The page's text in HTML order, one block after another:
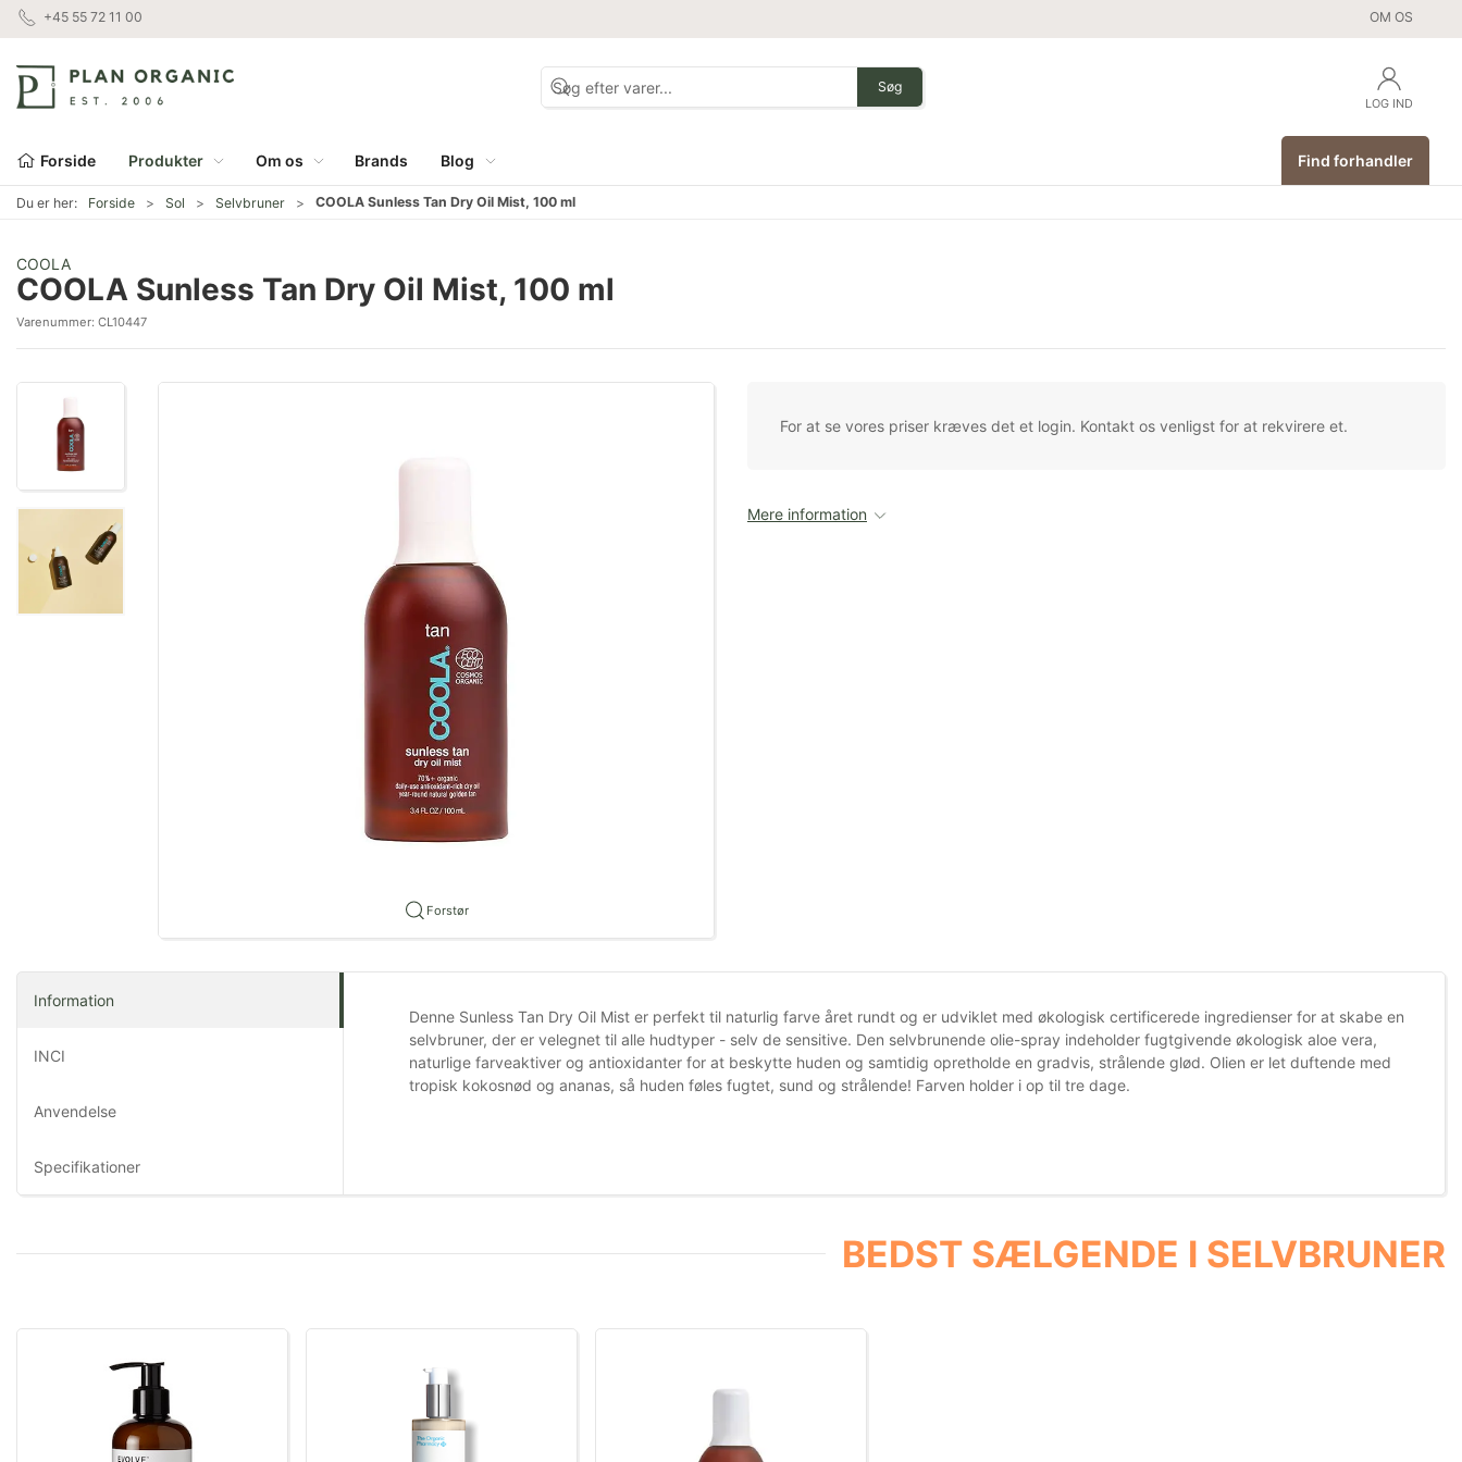
+45 55 72 11 00 OM OS
Søg
LOG IND
Forside Produkter Om os Brands Blog Find forhandler
Du er her: Forside Sol Selvbruner COOLA Sunless Tan Dry Oil Mist, 100 ml
COOLA
COOLA Sunless Tan Dry Oil Mist, 100 ml
Varenummer: CL10447
Forstør
For at se vores priser kræves det et login. Kontakt os venligst for at rekvirere et.
Mere information
Information
INCI
Anvendelse
Specifikationer
Denne Sunless Tan Dry Oil Mist er perfekt til naturlig farve året rundt og er udviklet med økologisk certificerede ingredienser for at skabe en
selvbruner, der er velegnet til alle hudtyper - selv de sensitive. Den selvbrunende olie-spray indeholder fugtgivende økologisk aloe vera,
naturlige farveaktiver og antioxidanter for at beskytte huden og samtidig opretholde en gradvis, strålende glød. Olien er let duftende med
tropisk kokosnød og ananas, så huden føles fugtet, sund og strålende! Farven holder i op til tre dage.
BEDST SÆLGENDE I SELVBRUNER